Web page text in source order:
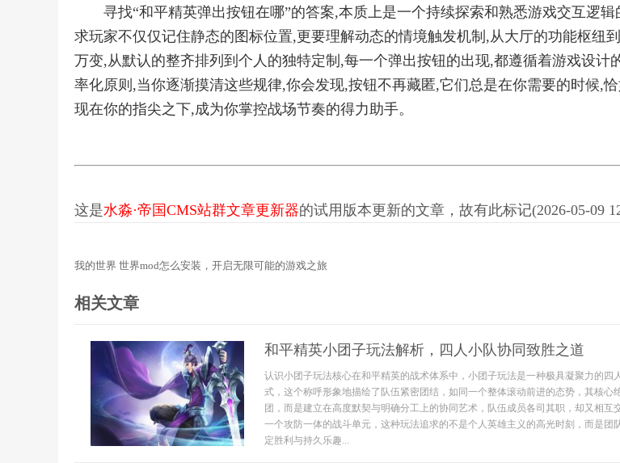
寻找“和平精英弹出按钮在哪”的答案,本质上是一个持续探索和熟悉游戏交互逻辑
求玩家不仅仅记住静态的图标位置,更要理解动态的情境触发机制,从大厅的功能枢纽
万变,从默认的整齐排列到个人的独特定制,每一个弹出按钮的出现,都遵循着游戏设计
率化原则,当你逐渐摸清这些规律,你会发现,按钮不再藏匿,它们总是在你需要的时候,
现在你的指尖之下,成为你掌控战场节奏的得力助手。
这是水淼·帝国CMS站群文章更新器的试用版本更新的文章，故有此标记(2026-05-09
我的世界 世界mod怎么安装，开启无限可能的游戏之旅
相关文章
和平精英小团子玩法解析，四人小队协同致胜之道
认识小团子玩法核心在和平精英的战术体系中，小团子玩法是一种极具凝聚力的四
式，这个称呼形象地描绘了队伍紧密团结，如同一个整体滚动前进的态势，其核心
团，而是建立在高度默契与明确分工上的协同艺术，队伍成员各司其职，却又相互
一个攻防一体的战斗单元，这种玩法追求的不是个人英雄主义的高光时刻，而是团
定胜利与持久乐趣...